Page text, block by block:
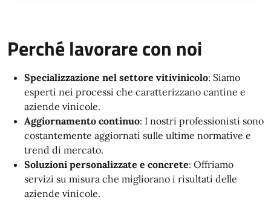
Perché lavorare con noi
Specializzazione nel settore vitivinicolo: Siamo
esperti nei processi che caratterizzano cantine e
aziende vinicole.
Aggiornamento continuo: I nostri professionisti sono
costantemente aggiornati sulle ultime normative e
trend di mercato.
Soluzioni personalizzate e concrete: Offriamo
servizi su misura che migliorano i risultati delle
aziende vinicole.